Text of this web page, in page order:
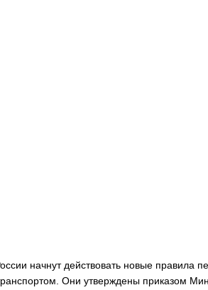
начнут действовать новые правила
Они утверждены приказом